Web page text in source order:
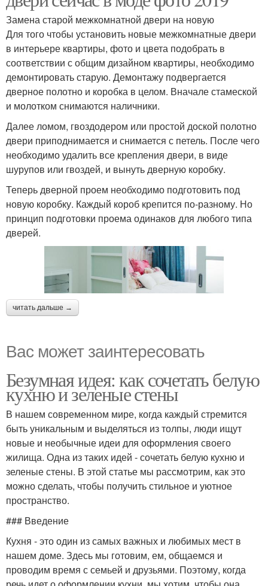
Замена старой межкомнатной двери на новую
Для того чтобы установить новые межкомнатные двери
в интерьере квартиры, фото и цвета подобрать в
соответствии с общим дизайном квартиры, необходимо
демонтировать старую. Демонтажу подвергается
дверное полотно и коробка в целом. Вначале стамеской
и молотком снимаются наличники.
Далее ломом, гвоздодером или простой доской полотно
двери приподнимается и снимается с петель. После чего
необходимо удалить все крепления двери, в виде
шурупов или гвоздей, и вынуть дверную коробку.
Теперь дверной проем необходимо подготовить под
новую коробку. Каждый короб крепится по-разному. Но
принцип подготовки проема одинаков для любого типа
дверей.
читать дальше →
Вас может заинтересовать
Безумная идея: как сочетать белую
кухню и зеленые стены
В нашем современном мире, когда каждый стремится
быть уникальным и выделяться из толпы, люди ищут
новые и необычные идеи для оформления своего
жилища. Одна из таких идей - сочетать белую кухню и
зеленые стены. В этой статье мы рассмотрим, как это
можно сделать, чтобы получить стильное и уютное
пространство.
### Введение
Кухня - это один из самых важных и любимых мест в
нашем доме. Здесь мы готовим, ем, общаемся и
проводим время с семьей и друзьями. Поэтому, когда